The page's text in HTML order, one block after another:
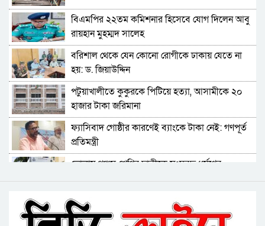
বরগুনায় মৃত ভেবে মিলাদ, ১৭ বছর পর বাড়ি ফিরলেন
আলমগীর
ববি শিক্ষককে সাময়িক বরখাস্ত
মহিপুরে ব্যবসায়ীকে হত্যাচেষ্টার মামলার প্রধান
আসামি গ্রেপ্তার
ঝালকাঠি নতুন কার্পেটিং সড়ক কেটে কালভার্ট নির্মাণ
কুয়াকাটায় জেলের জালে ধরা পড়লো দৃষ্টিনন্দন লাল
শ্রমিকদের সড়ক অবরোধ
বিএমপির ২২তম কমিশনার হিসেবে যোগ দিলেন আবু
রায়হান মুহম্মদ সালেহ
বরিশাল থেকে যেন কোনো রোগীকে ঢাকায় যেতে না
হয়: ড. জিয়াউদ্দিন
পটুয়াখালীতে কুকুরকে পিটিয়ে হত্যা, আসামীকে ২০
হাজার টাকা জরিমানা
ফ্যাসিবাদ গোষ্ঠীর কারণেই ব্যাংকে টাকা নেই: গণপূর্ত
প্রতিমন্ত্রী
ভোলায় পঞ্চম শ্রেণির ছাত্রীকে সংঘবদ্ধ ধর্ষণের
বরিশালে রাস্তার পাশ থেকে ৯ বস্তা সরকারি কম্বল
উদ্ধার